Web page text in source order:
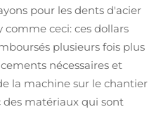
pour les dents d'acier
comme ceci: ces dollars
plusieurs fois plus
nécessaires et
la machine sur le chantier
des matériaux qui sont